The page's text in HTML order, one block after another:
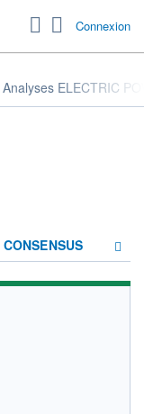
Connexion
Analyses ELECTRIC
CONSENSUS